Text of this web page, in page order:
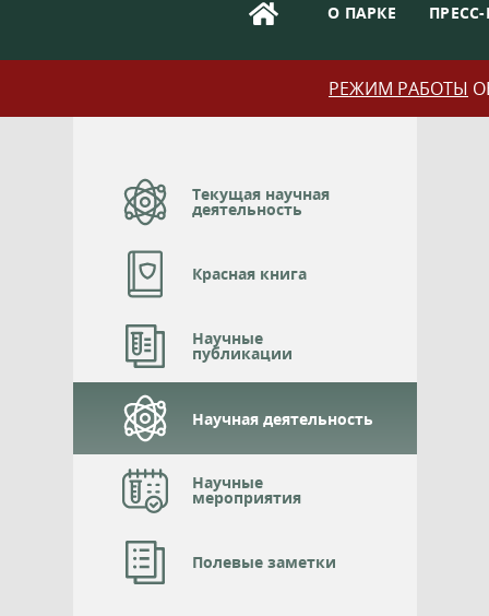
О ПАРКЕ
РЕЖИМ РАБОТЫ
Текущая научная
деятельность
Красная книга
Научные
публикации
Научная деятельность
Научные
мероприятия
Полевые заметки